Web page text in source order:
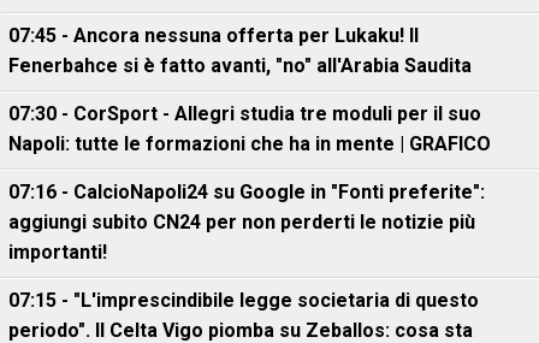
07:45 - Ancora nessuna offerta per Lukaku! Il
Fenerbahce si è fatto avanti, "no" all'Arabia Saudita
07:30 - CorSport - Allegri studia tre moduli per il suo
Napoli: tutte le formazioni che ha in mente | GRAFICO
07:16 - CalcioNapoli24 su Google in "Fonti preferite":
aggiungi subito CN24 per non perderti le notizie più
importanti!
07:15 - "L'imprescindibile legge societaria di questo
periodo". Il Celta Vigo piomba su Zeballos: cosa sta